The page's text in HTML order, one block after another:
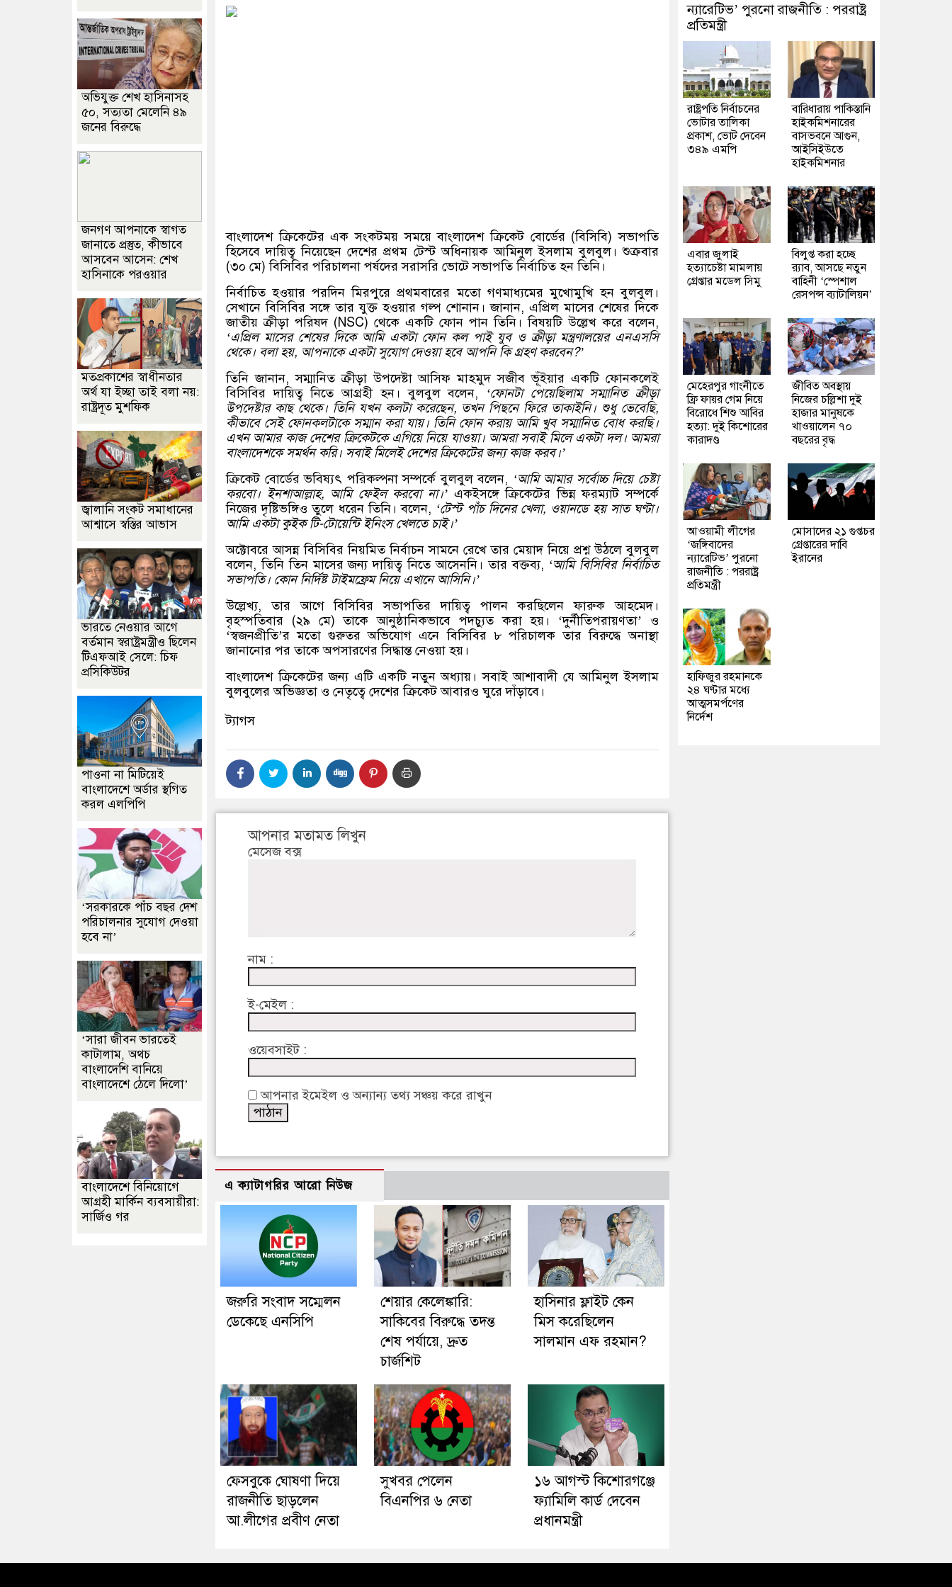
বাংলাদেশ ক্রিকেটের এক সংকটময় সময়ে বাংলাদেশ ক্রিকেট বোর্ডের (বিসিবি) সভাপতি
হিসেবে দায়িত্ব নিয়েছেন দেশের প্রথম টেস্ট অধিনায়ক আমিনুল ইসলাম বুলবুল। শুক্রবার
(৩০ মে) বিসিবির পরিচালনা পর্ষদের সরাসরি ভোটে সভাপতি নির্বাচিত হন তিনি।
নির্বাচিত হওয়ার পরদিন মিরপুরে প্রথমবারের মতো গণমাধ্যমের মুখোমুখি হন বুলবুল।
সেখানে বিসিবির সঙ্গে তার যুক্ত হওয়ার গল্প শোনান। জানান, এপ্রিল মাসের শেষের দিকে
জাতীয় ক্রীড়া পরিষদ (NSC) থেকে একটি ফোন পান তিনি। বিষয়টি উল্লেখ করে বলেন,
‘এপ্রিল মাসের শেষের দিকে আমি একটা ফোন কল পাই যুব ও ক্রীড়া মন্ত্রণালয়ের এনএসসি
থেকে। বলা হয়, আপনাকে একটা সুযোগ দেওয়া হবে আপনি কি গ্রহণ করবেন?’
তিনি জানান, সম্মানিত ক্রীড়া উপদেষ্টা আসিফ মাহমুদ সজীব ভূঁইয়ার একটি ফোনকলেই
বিসিবির দায়িত্ব নিতে আগ্রহী হন। বুলবুল বলেন, ‘ফোনটা পেয়েছিলাম সম্মানিত ক্রীড়া
উপদেষ্টার কাছ থেকে। তিনি যখন কলটা করেছেন, তখন পিছনে ফিরে তাকাইনি। শুধু ভেবেছি,
কীভাবে সেই ফোনকলটাকে সম্মান করা যায়। তিনি ফোন করায় আমি খুব সম্মানিত বোধ করছি।
এখন আমার কাজ দেশের ক্রিকেটকে এগিয়ে নিয়ে যাওয়া। আমরা সবাই মিলে একটা দল। আমরা
বাংলাদেশকে সমর্থন করি। সবাই মিলেই দেশের ক্রিকেটের জন্য কাজ করব।’
ক্রিকেট বোর্ডের ভবিষ্যৎ পরিকল্পনা সম্পর্কে বুলবুল বলেন, ‘আমি আমার সর্বোচ্চ দিয়ে চেষ্টা
করবো। ইনশাআল্লাহ, আমি ফেইল করবো না।’ একইসঙ্গে ক্রিকেটের ভিন্ন ফরম্যাট সম্পর্কে
নিজের দৃষ্টিভঙ্গিও তুলে ধরেন তিনি। বলেন, ‘টেস্ট পাঁচ দিনের খেলা, ওয়ানডে হয় সাত ঘণ্টা।
আমি একটা কুইক টি-টোয়েন্টি ইনিংস খেলতে চাই।’
অক্টোবরে আসন্ন বিসিবির নিয়মিত নির্বাচন সামনে রেখে তার মেয়াদ নিয়ে প্রশ্ন উঠলে বুলবুল
বলেন, তিনি তিন মাসের জন্য দায়িত্ব নিতে আসেননি। তার বক্তব্য, ‘আমি বিসিবির নির্বাচিত
সভাপতি। কোন নির্দিষ্ট টাইমফ্রেম নিয়ে এখানে আসিনি।’
উল্লেখ্য, তার আগে বিসিবির সভাপতির দায়িত্ব পালন করছিলেন ফারুক আহমেদ।
বৃহস্পতিবার (২৯ মে) তাকে আনুষ্ঠানিকভাবে পদচ্যুত করা হয়। ‘দুর্নীতিপরায়ণতা’ ও
‘স্বজনপ্রীতি’র মতো গুরুতর অভিযোগ এনে বিসিবির ৮ পরিচালক তার বিরুদ্ধে অনাস্থা
জানানোর পর তাকে অপসারণের সিদ্ধান্ত নেওয়া হয়।
বাংলাদেশ ক্রিকেটের জন্য এটি একটি নতুন অধ্যায়। সবাই আশাবাদী যে আমিনুল ইসলাম
বুলবুলের অভিজ্ঞতা ও নেতৃত্বে দেশের ক্রিকেট আবারও ঘুরে দাঁড়াবে।
ট্যাগস
আপনার মতামত লিখুন
মেসেজ বক্স
নাম :
ই-মেইল :
ওয়েবসাইট :
আপনার ইমেইল ও অন্যান্য তথ্য সঞ্চয় করে রাখুন
এ ক্যাটাগরির আরো নিউজ
জরুরি সংবাদ সম্মেলন
ডেকেছে এনসিপি
শেয়ার কেলেঙ্কারি:
সাকিবের বিরুদ্ধে তদন্ত
শেষ পর্যায়ে, দ্রুত
চার্জশিট
হাসিনার ফ্লাইট কেন
মিস করেছিলেন
সালমান এফ রহমান?
ফেসবুকে ঘোষণা দিয়ে
রাজনীতি ছাড়লেন
আ.লীগের প্রবীণ নেতা
সুখবর পেলেন
বিএনপির ৬ নেতা
১৬ আগস্ট কিশোরগঞ্জে
ফ্যামিলি কার্ড দেবেন
প্রধানমন্ত্রী
অভিযুক্ত শেখ হাসিনাসহ
৫০, সত্যতা মেলেনি ৪৯
জনের বিরুদ্ধে
জনগণ আপনাকে স্বাগত
জানাতে প্রস্তুত, কীভাবে
আসবেন আসেন: শেখ
হাসিনাকে পরওয়ার
মতপ্রকাশের স্বাধীনতার
অর্থ যা ইচ্ছা তাই বলা নয়:
রাষ্ট্রদূত মুশফিক
জ্বালানি সংকট সমাধানের
আশ্বাসে স্বস্তির আভাস
ভারতে নেওয়ার আগে
বর্তমান স্বরাষ্ট্রমন্ত্রীও ছিলেন
টিএফআই সেলে: চিফ
প্রসিকিউটর
পাওনা না মিটিয়েই
বাংলাদেশে অর্ডার স্থগিত
করল এলপিপি
‘সরকারকে পাঁচ বছর দেশ
পরিচালনার সুযোগ দেওয়া
হবে না’
‘সারা জীবন ভারতেই
কাটালাম, অথচ
বাংলাদেশি বানিয়ে
বাংলাদেশে ঠেলে দিলো’
বাংলাদেশে বিনিয়োগে
আগ্রহী মার্কিন ব্যবসায়ীরা:
সার্জিও গর
ন্যারেটিভ’ পুরনো রাজনীতি : পররাষ্ট্র
প্রতিমন্ত্রী
রাষ্ট্রপতি নির্বাচনের
ভোটার তালিকা
প্রকাশ, ভোট দেবেন
৩৪৯ এমপি
বারিধারায় পাকিস্তানি
হাইকমিশনারের
বাসভবনে আগুন,
আইসিইউতে
হাইকমিশনার
এবার জুলাই
হত্যাচেষ্টা মামলায়
গ্রেপ্তার মডেল সিমু
বিলুপ্ত করা হচ্ছে
র‍্যাব, আসছে নতুন
বাহিনী ‘স্পেশাল
রেসপন্স ব্যাটালিয়ন’
মেহেরপুর গাংনীতে
ফ্রি ফায়র গেম নিয়ে
বিরোধে শিশু আবির
হত্যা: দুই কিশোরের
কারাদণ্ড
জীবিত অবস্থায়
নিজের চল্লিশা দুই
হাজার মানুষকে
খাওয়ালেন ৭০
বছরের বৃদ্ধ
আওয়ামী লীগের
‘জঙ্গিবাদের
ন্যারেটিভ’ পুরনো
রাজনীতি : পররাষ্ট্র
প্রতিমন্ত্রী
মোসাদের ২১ গুপ্তচর
গ্রেপ্তারের দাবি
ইরানের
হাফিজুর রহমানকে
২৪ ঘণ্টার মধ্যে
আত্মসমর্পণের
নির্দেশ